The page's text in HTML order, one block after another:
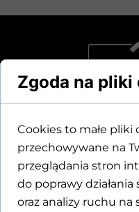
Zgoda na pliki
Cookies to małe pliki
przechowywane na
przeglądania stron
do poprawy
oraz analizy ruchu na